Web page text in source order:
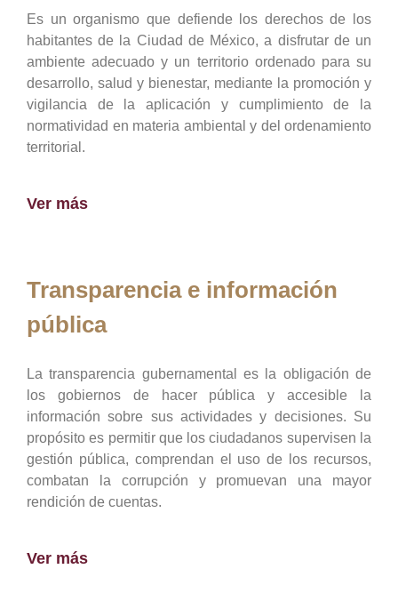
Es un organismo que defiende los derechos de los
habitantes de la Ciudad de México, a disfrutar de un
ambiente adecuado y un territorio ordenado para su
desarrollo, salud y bienestar, mediante la promoción y
vigilancia de la aplicación y cumplimiento de la
normatividad en materia ambiental y del ordenamiento
territorial.
Ver más
Transparencia e información
pública
La transparencia gubernamental es la obligación de
los gobiernos de hacer pública y accesible la
información sobre sus actividades y decisiones. Su
propósito es permitir que los ciudadanos supervisen la
gestión pública, comprendan el uso de los recursos,
combatan la corrupción y promuevan una mayor
rendición de cuentas.
Ver más